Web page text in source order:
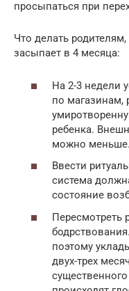
просыпаться при
Что делать
засыпает в 4 месяца:
На 2-3 недели
по магазинам,
ребенка.
можно меньше.
Ввести
система
состояние
Пересмотреть
поэтому
двух-трех
существенного